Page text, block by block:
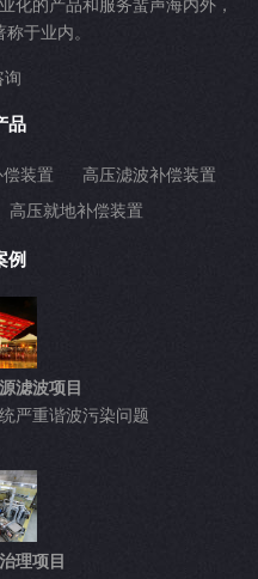
化的产品和服务蜚声海内外，
于业内。
询
品
装置
高压滤波补偿装置
高压就地补偿装置
例
滤波项目
严重谐波污染问题
理项目